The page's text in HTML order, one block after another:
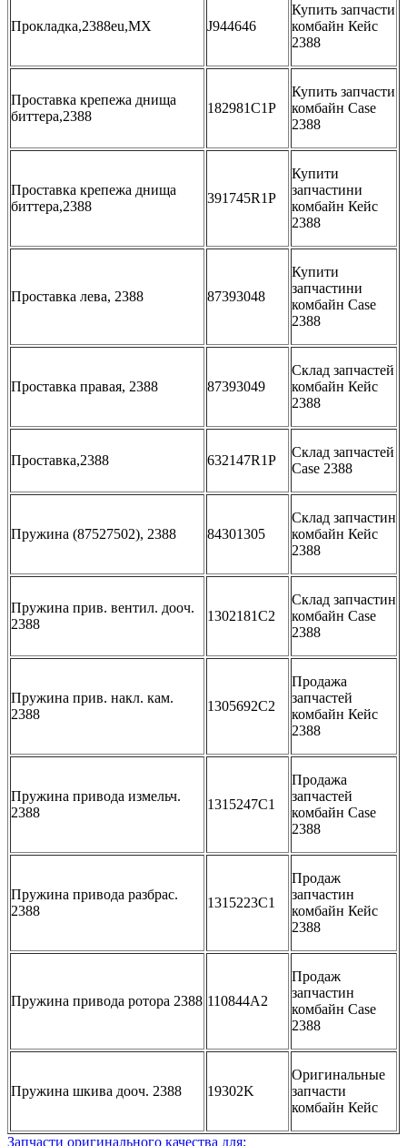
Прокладка,2388eu,MX J944646
Купить запчасти
комбайн Кейс
2388
Проставка крепежа днища
биттера,2388
182981C1Р
Купить запчасти
комбайн Case
2388
Проставка крепежа днища
биттера,2388
391745R1Р
Купити
запчастини
комбайн Кейс
2388
Проставка лева, 2388 87393048
Купити
запчастини
комбайн Case
2388
Проставка правая, 2388 87393049
Склад запчастей
комбайн Кейс
2388
Проставка,2388 632147R1Р
Склад запчастей
Case 2388
Пружина (87527502), 2388 84301305
Склад запчастин
комбайн Кейс
2388
Пружина прив. вентил. дооч.
2388
1302181C2
Склад запчастин
комбайн Case
2388
Пружина прив. накл. кам.
2388
1305692C2
Продажа
запчастей
комбайн Кейс
2388
Пружина привода измельч.
2388
1315247C1
Продажа
запчастей
комбайн Case
2388
Пружина привода разбрас.
2388
1315223C1
Продаж
запчастин
комбайн Кейс
2388
Пружина привода ротора 2388 110844A2
Продаж
запчастин
комбайн Case
2388
Пружина шкива дооч. 2388 19302K
Оригинальные
запчасти
комбайн Кейс
Запчасти оригинального качества для: